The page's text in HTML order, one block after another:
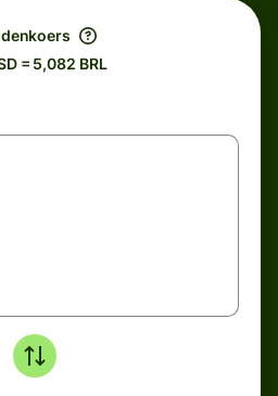
= 5,082 BRL